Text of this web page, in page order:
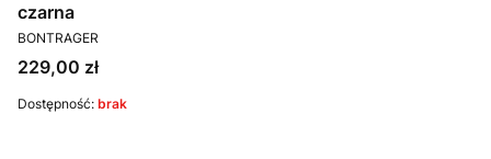
czarna
PRODUCENT
BONTRAGER
Cena
229,00 zł
Dostępność: brak